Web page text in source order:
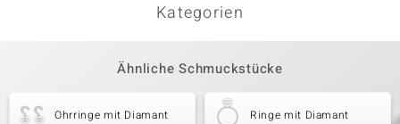
Kategorien
Ähnliche Schmuckstücke
Ohrringe mit Diamant Ringe mit Diamant